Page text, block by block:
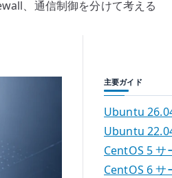
、通信制御を分けて考える
主要ガイド
Ubuntu
Ubuntu
CentOS 5 サ
CentOS 6 サ